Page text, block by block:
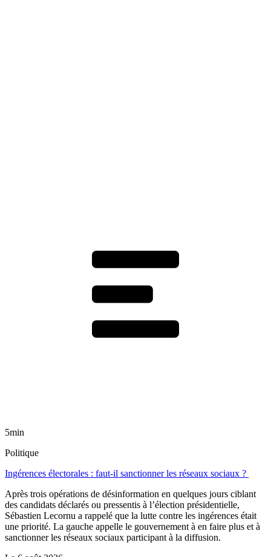
5min
Politique
Ingérences électorales : faut-il sanctionner les réseaux sociaux ?
Après trois opérations de désinformation en quelques jours ciblant
des candidats déclarés ou pressentis à l’élection présidentielle,
Sébastien Lecornu a rappelé que la lutte contre les ingérences était
une priorité. La gauche appelle le gouvernement à en faire plus et à
sanctionner les réseaux sociaux participant à la diffusion.